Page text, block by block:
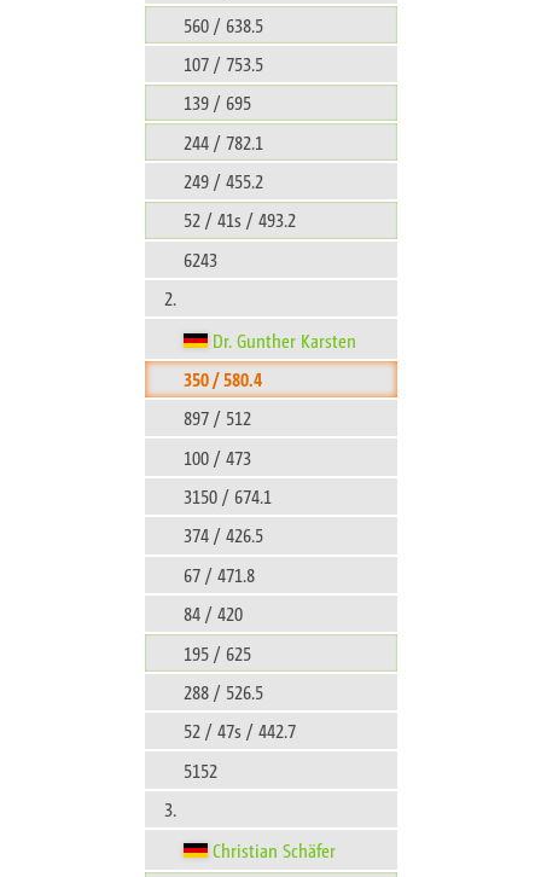
560 / 638.5
107 / 753.5
139 / 695
244 / 782.1
249 / 455.2
52 / 41s / 493.2
6243
2.
Dr. Gunther Karsten
350 / 580.4
897 / 512
100 / 473
3150 / 674.1
374 / 426.5
67 / 471.8
84 / 420
195 / 625
288 / 526.5
52 / 47s / 442.7
5152
3.
Christian Schäfer